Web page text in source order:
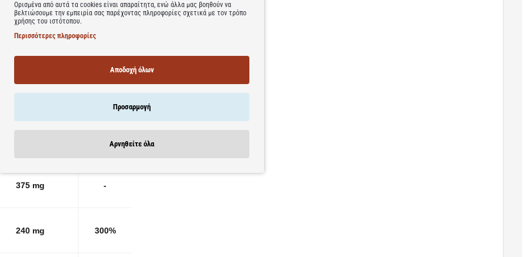
περιέχουν
% RDA*
3 δισκία
375 mg -
240 mg 300%
Ορισμένα από αυτά τα cookies είναι απαραίτητα, ενώ άλλα μας βοηθούν να
βελτιώσουμε την εμπειρία σας παρέχοντας πληροφορίες σχετικά με τον τρόπο
χρήσης του ιστότοπου.
Περισσότερες πληροφορίες
Αποδοχή όλων
Προσαρμογή
Αρνηθείτε όλα